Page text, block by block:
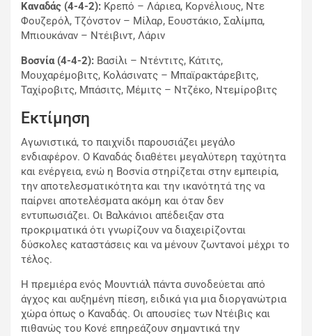
Καναδάς (4-4-2): Κρεπό – Λάριεα, Κορνέλιους, Ντε
Φουζερόλ, Τζόνστον – Μίλαρ, Εουστάκιο, Σαλίμπα,
Μπιουκάναν – Ντέιβιντ, Λάριν
Βοσνία (4-4-2): Βασίλι – Ντέντιτς, Κάτιτς,
Μουχαρέμοβιτς, Κολάσινατς – Μπαϊρακτάρεβιτς,
Ταχίροβιτς, Μπάσιτς, Μέμιτς – Ντζέκο, Ντεμίροβιτς
Εκτίμηση
Αγωνιστικά, το παιχνίδι παρουσιάζει μεγάλο
ενδιαφέρον. Ο Καναδάς διαθέτει μεγαλύτερη ταχύτητα
και ενέργεια, ενώ η Βοσνία στηρίζεται στην εμπειρία,
την αποτελεσματικότητα και την ικανότητά της να
παίρνει αποτελέσματα ακόμη και όταν δεν
εντυπωσιάζει. Οι Βαλκάνιοι απέδειξαν στα
προκριματικά ότι γνωρίζουν να διαχειρίζονται
δύσκολες καταστάσεις και να μένουν ζωντανοί μέχρι το
τέλος.
Η πρεμιέρα ενός Μουντιάλ πάντα συνοδεύεται από
άγχος και αυξημένη πίεση, ειδικά για μια διοργανώτρια
χώρα όπως ο Καναδάς. Οι απουσίες των Ντέιβις και
πιθανώς του Κονέ επηρεάζουν σημαντικά την